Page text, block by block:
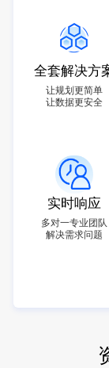
全套解决方
让规划更简单
让数据更安全
实时响应
多对一专业团队
解决需求问题